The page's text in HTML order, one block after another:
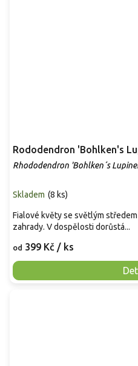
Rododendron 'Bohlken's
Rhododendron 'Bohlken´s
Skladem (8 ks)
od 399 Kč / ks
Fialové květy se světlým
zahrady. V dospělosti dorůstá...